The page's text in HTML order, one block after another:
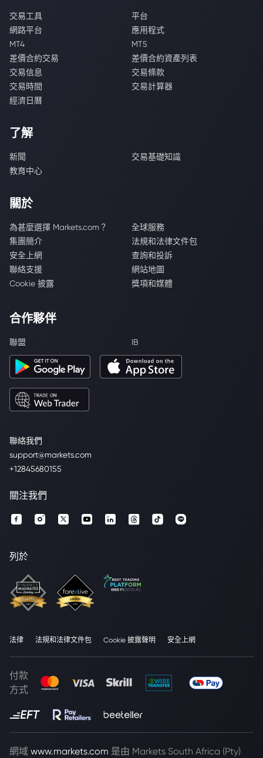
聯絡我們
support@markets.com
+12845680155
交易工具
平台
網路平台
應用程式
MT4
MT5
差價合約交易
差價合約資產列表
交易信息
交易條款
交易時間
交易計算器
經濟日曆
了解
新聞
交易基礎知識
教育中心
關於
為甚麼選擇 Markets.com？
全球服務
集團簡介
法規和法律文件包
安全上網
查詢和投訴
聯絡支援
網站地圖
Cookie 披露
獎項和媒體
合作夥伴
聯盟 IB
關注我們
列於
法律 法規和法律文件包 Cookie 披露聲明 安全上網
付款
方式
網域 www.markets.com 是由 Markets South Africa (Pty)